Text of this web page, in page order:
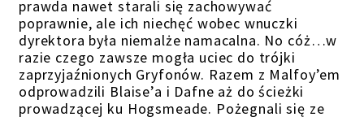
prawda nawet starali się zachowywać
poprawnie, ale ich niechęć wobec wnuczki
dyrektora była niemalże namacalna. No cóż…w
razie czego zawsze mogła uciec do trójki
zaprzyjaźnionych Gryfonów. Razem z Malfoy’em
odprowadzili Blaise’a i Dafne aż do ścieżki
prowadzącej ku Hogsmeade. Pożegnali się ze